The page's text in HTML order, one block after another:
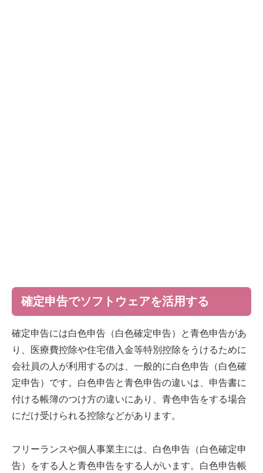
確定申告でソフトウェアを活用する
確定申告には白色申告（白色確定申告）と青色申告があ
り、医療費控除や住宅借入金等特別控除をうけるために
会社員の人が利用するのは、一般的に白色申告（白色確
定申告）です。白色申告と青色申告の違いは、申告書に
付ける帳簿のつけ方の違いにあり、青色申告をする場合
にだけ受けられる控除などがあります。
フリーランスや個人事業主には、白色申告（白色確定申
告）をする人と青色申告をする人がいます。白色申告帳